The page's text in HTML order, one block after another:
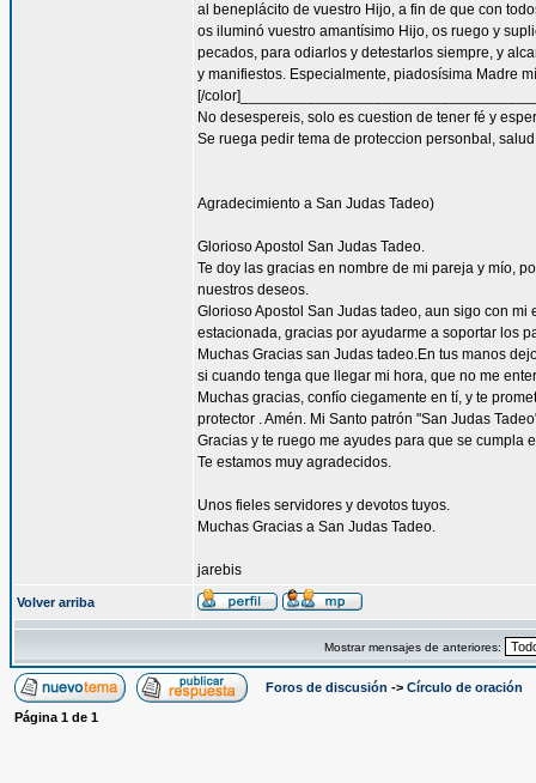
al beneplácito de vuestro Hijo, a fin de que con
os iluminó vuestro amantísimo Hijo, os ruego y
pecados, para odiarlos y detestarlos siempre, y
y manifiestos. Especialmente, piadosísima Madre
[/
No desespereis, solo es cuestion de tener fé y
Se ruega pedir tema de proteccion personbal,
Agradecimiento a San Judas Tadeo)
Glorioso Apostol San Judas Tadeo.
Te doy las gracias en nombre de mi pareja y mío,
nuestros deseos.
Glorioso Apostol San Judas tadeo, aun sigo con
estacionada, gracias por ayudarme a soportar los
Muchas Gracias san Judas tadeo.En tus manos
si cuando tenga que llegar mi hora, que no me
Muchas gracias, confío ciegamente en tí, y te
protector . Amén. Mi Santo patrón "San Judas
Gracias y te ruego me ayudes para que se cumpla
Te estamos muy agradecidos.
Unos fieles servidores y devotos tuyos.
Muchas Gracias a San Judas Tadeo.
jarebis
Volver arriba
Mostrar mensajes de anteriores:
Foros de discusión -> Círculo de oración
Página 1 de 1